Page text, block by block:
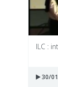
ILC :
30/